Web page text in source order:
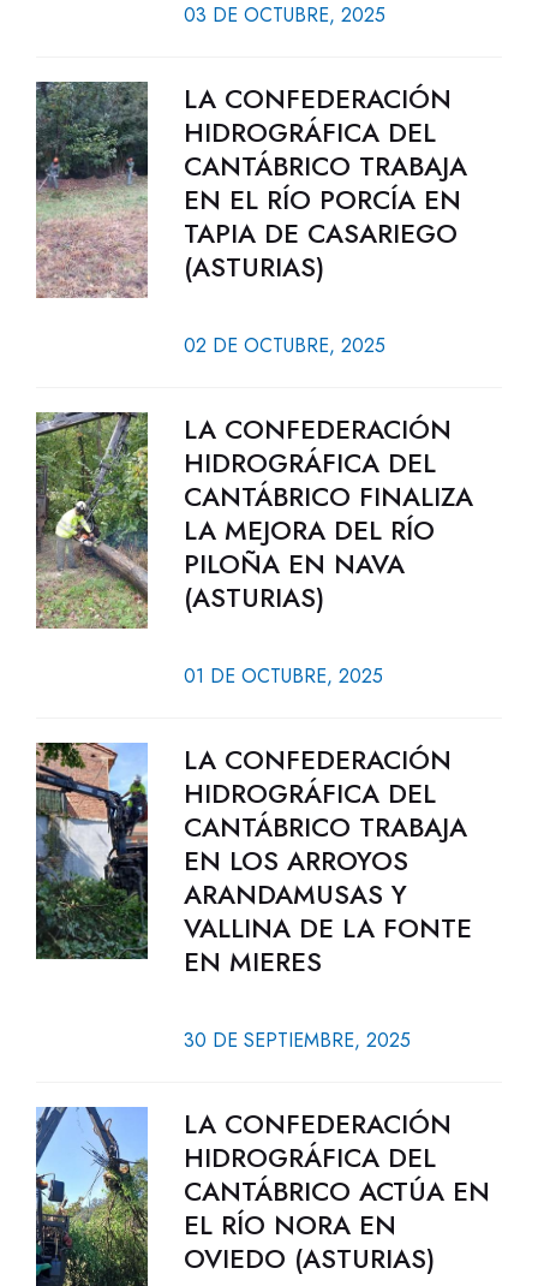
03 DE OCTUBRE, 2025
LA CONFEDERACIÓN
HIDROGRÁFICA DEL
CANTÁBRICO TRABAJA
EN EL RÍO PORCÍA EN
TAPIA DE CASARIEGO
(ASTURIAS)
02 DE OCTUBRE, 2025
LA CONFEDERACIÓN
HIDROGRÁFICA DEL
CANTÁBRICO FINALIZA
LA MEJORA DEL RÍO
PILOÑA EN NAVA
(ASTURIAS)
01 DE OCTUBRE, 2025
LA CONFEDERACIÓN
HIDROGRÁFICA DEL
CANTÁBRICO TRABAJA
EN LOS ARROYOS
ARANDAMUSAS Y
VALLINA DE LA FONTE
EN MIERES
30 DE SEPTIEMBRE, 2025
LA CONFEDERACIÓN
HIDROGRÁFICA DEL
CANTÁBRICO ACTÚA EN
EL RÍO NORA EN
OVIEDO (ASTURIAS)